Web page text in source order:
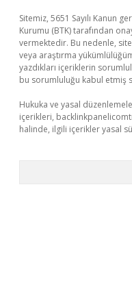
Sitemiz, 5651 Sayılı Kanun
Kurumu (BTK) tarafından
vermektedir. Bu nedenle,
veya araştırma
yazdıkları içeriklerin
bu sorumluluğu kabul etmiş
Hukuka ve yasal
içerikleri,
halinde, ilgili içerikler yasal